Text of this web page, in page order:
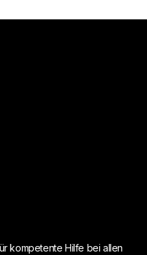
kompetente Hilfe bei allen